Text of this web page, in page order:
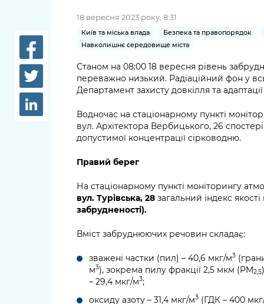
Керівництво КМДА
Рішення та розпорядження
перебувають на погодженні
КМВА
Паспорт,
Лікарні
Освіта
заклади
Дороги,
18 вересня 2023 року, 8:31
Київ та міська влада Безпека та правопорядок
Навколишнє середовище міста
Станом на 08:00 18 вересня рівень
переважно низький. Радіаційний фон у
Департамент захисту довкілля та
Водночас на стаціонарному пункті
вул. Архітектора Вербицького, 26
допустимої концентрації сірководню.
Правий берег
На стаціонарному пункті моніторингу
вул. Турівська, 28 загальний індекс якості
забрудненості).
Вміст забруднюючих речовин складає:
зважені частки (пил) – 40,6 мкг/м3
м3), зокрема пилу фракції 2,5 мкм (PM2,5
– 29,4 мкг/м3;
оксиду азоту – 31,4 мкг/м3 (ГДК – 400